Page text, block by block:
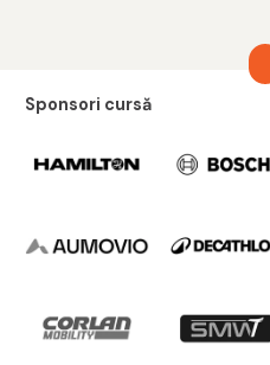
Sponsori cursă